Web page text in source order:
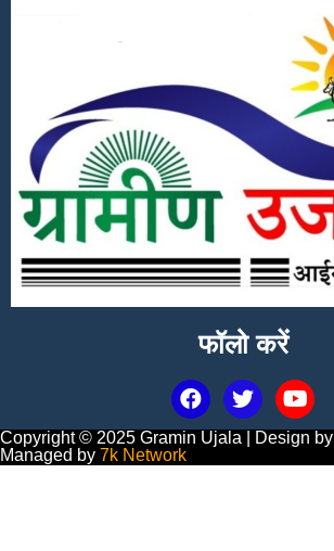
फॉलो करें
Copyright © 2025 Gramin Ujala | Design by
Managed by 7k Network